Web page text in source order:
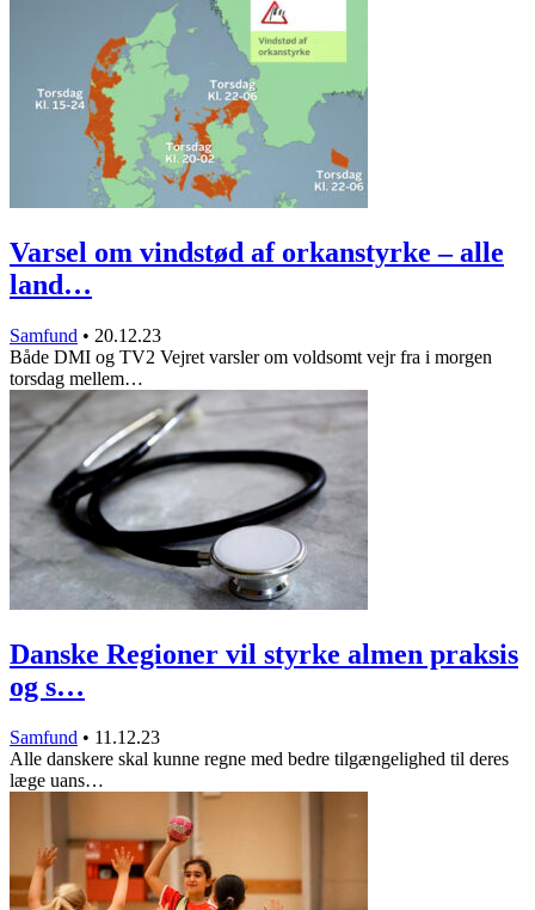
Varsel om vindstød af orkanstyrke – alle
land…
Samfund • 20.12.23
Både DMI og TV2 Vejret varsler om voldsomt vejr fra i morgen
torsdag mellem…
Danske Regioner vil styrke almen praksis
og s…
Samfund • 11.12.23
Alle danskere skal kunne regne med bedre tilgængelighed til deres
læge uans…